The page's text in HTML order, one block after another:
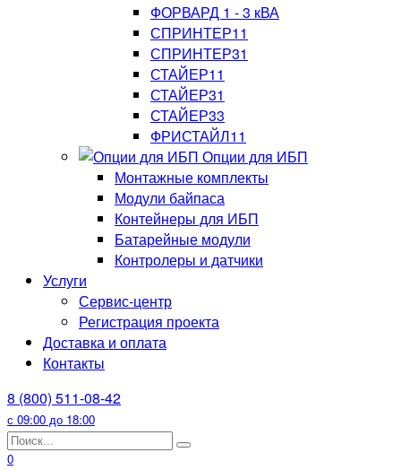
ФОРВАРД 1 - 3 кВА
СПРИНТЕР11
СПРИНТЕР31
СТАЙЕР11
СТАЙЕР31
СТАЙЕР33
ФРИСТАЙЛ11
Опции для ИБП
Монтажные комплекты
Модули байпаса
Контейнеры для ИБП
Батарейные модули
Контролеры и датчики
Услуги
Сервис-центр
Регистрация проекта
Доставка и оплата
Контакты
8 (800) 511-08-42
с 09:00 до 18:00
Search
for:
0